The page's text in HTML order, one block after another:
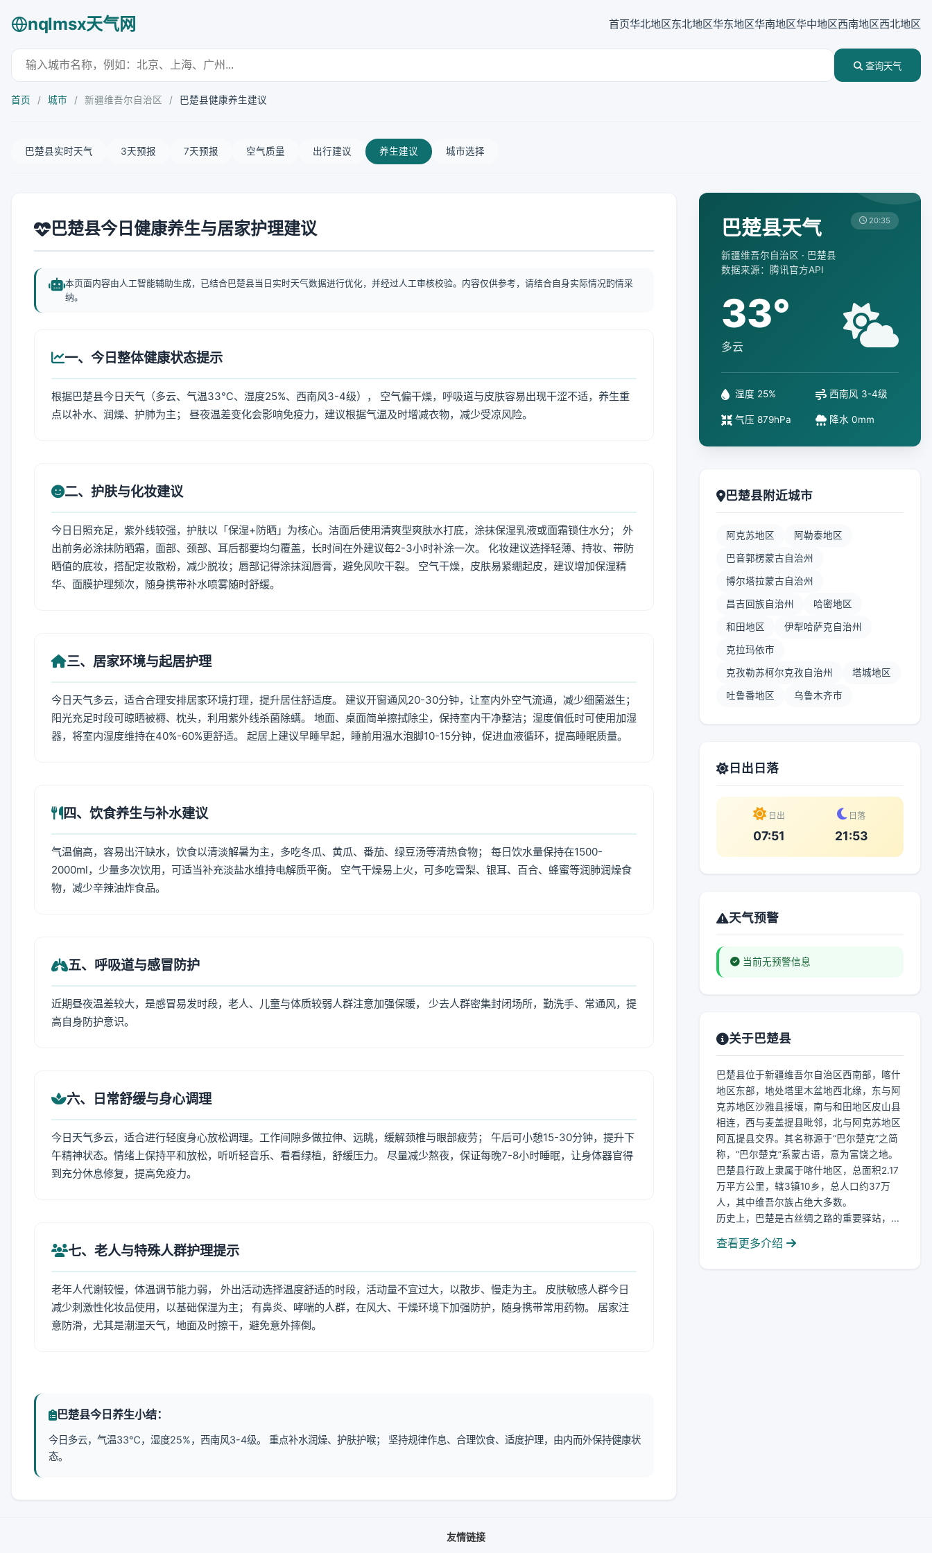
nqlmsx天气网 首页华北地区东北地区华东地区华南地区华中地区西南地区西北地区
查询天气
首页 / 城市 / 新疆维吾尔自治区 / 巴楚县健康养生建议
巴楚县实时天气 3天预报 7天预报 空气质量 出行建议 养生建议 城市选择
巴楚县今日健康养生与居家护理建议
本页面内容由人工智能辅助生成，已结合巴楚县当日实时天气数据进行优化，并经过人工审核校验。内容仅供参考，请结合自身实际情况酌情采
纳。
一、今日整体健康状态提示
根据巴楚县今日天气（多云、气温33℃、湿度25%、西南风3-4级）， 空气偏干燥，呼吸道与皮肤容易出现干涩不适，养生重
点以补水、润燥、护肺为主； 昼夜温差变化会影响免疫力，建议根据气温及时增减衣物，减少受凉风险。
二、护肤与化妆建议
今日日照充足，紫外线较强，护肤以「保湿+防晒」为核心。洁面后使用清爽型爽肤水打底，涂抹保湿乳液或面霜锁住水分； 外
出前务必涂抹防晒霜，面部、颈部、耳后都要均匀覆盖，长时间在外建议每2-3小时补涂一次。 化妆建议选择轻薄、持妆、带防
晒值的底妆，搭配定妆散粉，减少脱妆；唇部记得涂抹润唇膏，避免风吹干裂。 空气干燥，皮肤易紧绷起皮，建议增加保湿精
华、面膜护理频次，随身携带补水喷雾随时舒缓。
三、居家环境与起居护理
今日天气多云，适合合理安排居家环境打理，提升居住舒适度。 建议开窗通风20-30分钟，让室内外空气流通，减少细菌滋生；
阳光充足时段可晾晒被褥、枕头，利用紫外线杀菌除螨。 地面、桌面简单擦拭除尘，保持室内干净整洁；湿度偏低时可使用加湿
器，将室内湿度维持在40%-60%更舒适。 起居上建议早睡早起，睡前用温水泡脚10-15分钟，促进血液循环，提高睡眠质量。
四、饮食养生与补水建议
气温偏高，容易出汗缺水，饮食以清淡解暑为主，多吃冬瓜、黄瓜、番茄、绿豆汤等清热食物； 每日饮水量保持在1500-
2000ml，少量多次饮用，可适当补充淡盐水维持电解质平衡。 空气干燥易上火，可多吃雪梨、银耳、百合、蜂蜜等润肺润燥食
物，减少辛辣油炸食品。
五、呼吸道与感冒防护
近期昼夜温差较大，是感冒易发时段，老人、儿童与体质较弱人群注意加强保暖， 少去人群密集封闭场所，勤洗手、常通风，提
高自身防护意识。
六、日常舒缓与身心调理
今日天气多云，适合进行轻度身心放松调理。工作间隙多做拉伸、远眺，缓解颈椎与眼部疲劳； 午后可小憩15-30分钟，提升下
午精神状态。情绪上保持平和放松，听听轻音乐、看看绿植，舒缓压力。 尽量减少熬夜，保证每晚7-8小时睡眠，让身体器官得
到充分休息修复，提高免疫力。
七、老人与特殊人群护理提示
老年人代谢较慢，体温调节能力弱， 外出活动选择温度舒适的时段，活动量不宜过大，以散步、慢走为主。 皮肤敏感人群今日
减少刺激性化妆品使用，以基础保湿为主； 有鼻炎、哮喘的人群，在风大、干燥环境下加强防护，随身携带常用药物。 居家注
意防滑，尤其是潮湿天气，地面及时擦干，避免意外摔倒。
巴楚县今日养生小结：
今日多云，气温33℃，湿度25%，西南风3-4级。 重点补水润燥、护肤护喉； 坚持规律作息、合理饮食、适度护理，由内而外保持健康状
态。
巴楚县天气
新疆维吾尔自治区 · 巴楚县
数据来源：腾讯官方API
20:35
33°
多云
湿度 25% 西南风 3-4级
气压 879hPa 降水 0mm
巴楚县附近城市
阿克苏地区 阿勒泰地区
巴音郭楞蒙古自治州
博尔塔拉蒙古自治州
昌吉回族自治州 哈密地区
和田地区 伊犁哈萨克自治州
克拉玛依市
克孜勒苏柯尔克孜自治州 塔城地区
吐鲁番地区 乌鲁木齐市
日出日落
日出
07:51
日落
21:53
天气预警
当前无预警信息
关于巴楚县
巴楚县位于新疆维吾尔自治区西南部，喀什
地区东部，地处塔里木盆地西北缘，东与阿
克苏地区沙雅县接壤，南与和田地区皮山县
相连，西与麦盖提县毗邻，北与阿克苏地区
阿瓦提县交界。其名称源于“巴尔楚克”之简
称，“巴尔楚克”系蒙古语，意为富饶之地。
巴楚县行政上隶属于喀什地区，总面积2.17
万平方公里，辖3镇10乡，总人口约37万
人，其中维吾尔族占绝大多数。
历史上，巴楚是古丝绸之路的重要驿站，...
查看更多介绍
友情链接